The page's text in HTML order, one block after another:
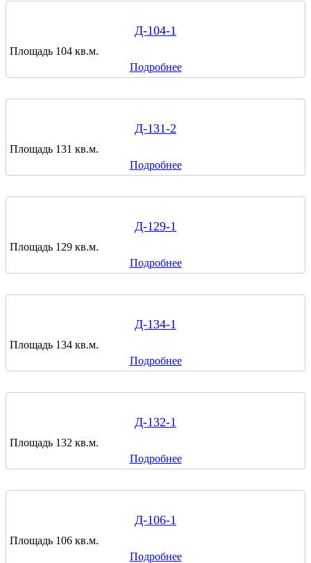
Д-104-1
Площадь 104 кв.м.
Подробнее
Д-131-2
Площадь 131 кв.м.
Подробнее
Д-129-1
Площадь 129 кв.м.
Подробнее
Д-134-1
Площадь 134 кв.м.
Подробнее
Д-132-1
Площадь 132 кв.м.
Подробнее
Д-106-1
Площадь 106 кв.м.
Подробнее